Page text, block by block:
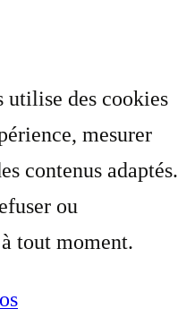
utilise des cookies
mesurer
contenus adaptés.
ou
tout moment.